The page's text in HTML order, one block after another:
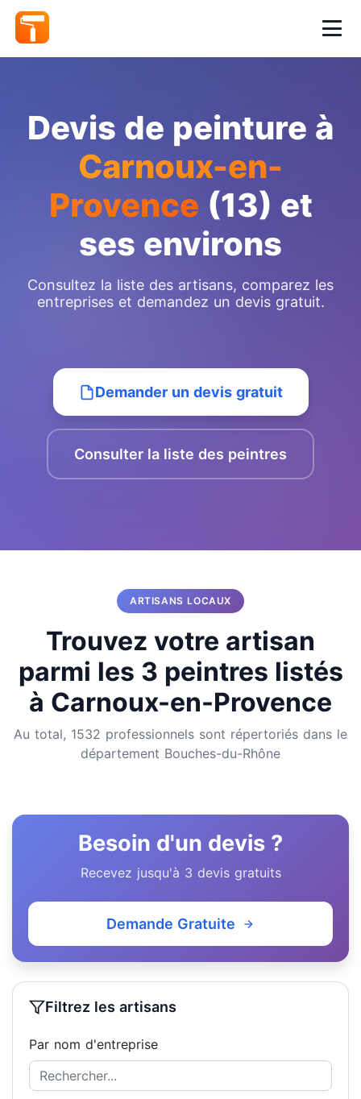
Devis de peinture à
Carnoux-en-
Provence (13) et
ses environs
Consultez la liste des artisans, comparez les
entreprises et demandez un devis gratuit.
Demander un devis gratuit
Consulter la liste des peintres
ARTISANS LOCAUX
Trouvez votre artisan
parmi les 3 peintres listés
à Carnoux-en-Provence
Au total, 1532 professionnels sont répertoriés dans le
département Bouches-du-Rhône
Besoin d'un devis ?
Recevez jusqu'à 3 devis gratuits
Demande Gratuite
Filtrez les artisans
Par nom d'entreprise